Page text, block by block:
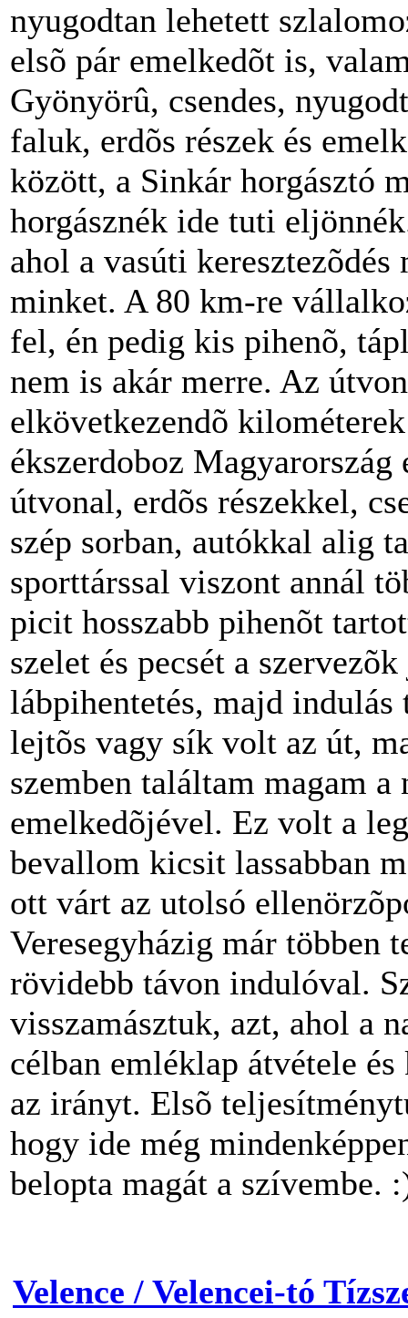
nyugodtan lehetett
elsõ pár emelkedõt is,
Gyönyörû, csendes,
faluk, erdõs részek és
között, a Sinkár horgásztó
horgásznék ide tuti
ahol a vasúti
minket. A 80 km-re
fel, én pedig kis pihenõ,
nem is akár merre. Az
elkövetkezendõ
ékszerdoboz Magyarország
útvonal, erdõs részekkel,
szép sorban, autókkal alig
sporttárssal viszont annál
picit hosszabb pihenõt
szelet és pecsét a
lábpihentetés, majd
lejtõs vagy sík volt az út,
szemben találtam magam a
emelkedõjével. Ez volt a
bevallom kicsit lassabban
ott várt az utolsó
Veresegyházig már többen
rövidebb távon indulóval.
visszamásztuk, azt, ahol a
célban emléklap átvétele
az irányt. Elsõ
hogy ide még
belopta magát a szívembe.
Velence / Velencei-tó